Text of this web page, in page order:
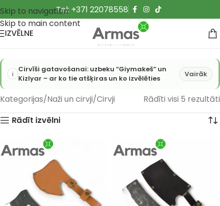
Skip to navigation
Skip to main content
Tel: +371 22078558
IZVĒLNE
Cirvīši gatavošanai: uzbeku “Giymakeš” un
Kizlyar – ar ko tie atšķiras un ko izvēlēties
Vairāk
Kategorijas Naži un cirvji Cirvji
Rādīti visi 5 rezultāti
Rādīt izvēlni